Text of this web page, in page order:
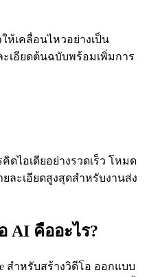
ห้เคลื่อนไหวอย่างเป็น
เอียดต้นฉบับพร้อมเพิ่มการ
ดไอเดียอย่างรวดเร็ว โหมด
ละเอียดสูงสุดสำหรับงานส่ง
AI คืออะไร?
สำหรับสร้างวิดีโอ ออกแบบ